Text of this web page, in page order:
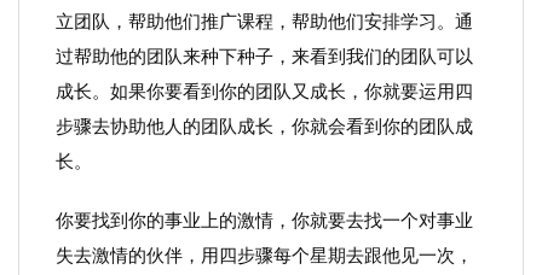
立团队，帮助他们推广课程，帮助他们安排学习。通
过帮助他的团队来种下种子，来看到我们的团队可以
成长。如果你要看到你的团队又成长，你就要运用四
步骤去协助他人的团队成长，你就会看到你的团队成
长。
你要找到你的事业上的激情，你就要去找一个对事业
失去激情的伙伴，用四步骤每个星期去跟他见一次，